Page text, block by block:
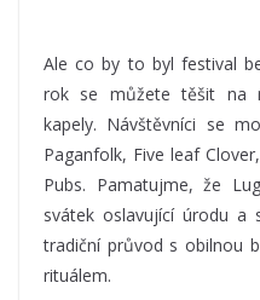
Ale co by to byl festival
rok se můžete těšit na
kapely. Návštěvníci se
Paganfolk, Five leaf
Pubs. Pamatujme, že
svátek oslavující úrodu a
tradiční průvod s obilnou
rituálem.